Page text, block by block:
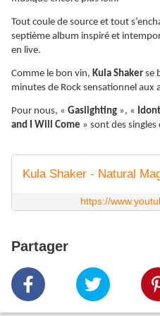
Tout coule de source et tout
septième album inspiré et
en live.
Comme le bon vin, Kula Shaker se
minutes de Rock sensationnel aux
Pour nous, « Gaslighting », «
and I Will Come » sont des
Kula Shaker - Natural
https://
Partager